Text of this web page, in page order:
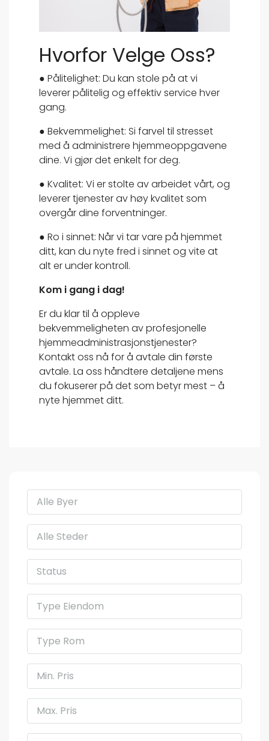
Hvorfor Velge Oss?
● Pålitelighet: Du kan stole på at vi
leverer pålitelig og effektiv service hver
gang.
● Bekvemmelighet: Si farvel til stresset
med å administrere hjemmeoppgavene
dine. Vi gjør det enkelt for deg.
● Kvalitet: Vi er stolte av arbeidet vårt, og
leverer tjenester av høy kvalitet som
overgår dine forventninger.
● Ro i sinnet: Når vi tar vare på hjemmet
ditt, kan du nyte fred i sinnet og vite at
alt er under kontroll.
Kom i gang i dag!
Er du klar til å oppleve
bekvemmeligheten av profesjonelle
hjemmeadministrasjonstjenester?
Kontakt oss nå for å avtale din første
avtale. La oss håndtere detaljene mens
du fokuserer på det som betyr mest – å
nyte hjemmet ditt.
Alle Byer
Alle Steder
Status
Type Eiendom
Type Rom
Min. Pris
Max. Pris